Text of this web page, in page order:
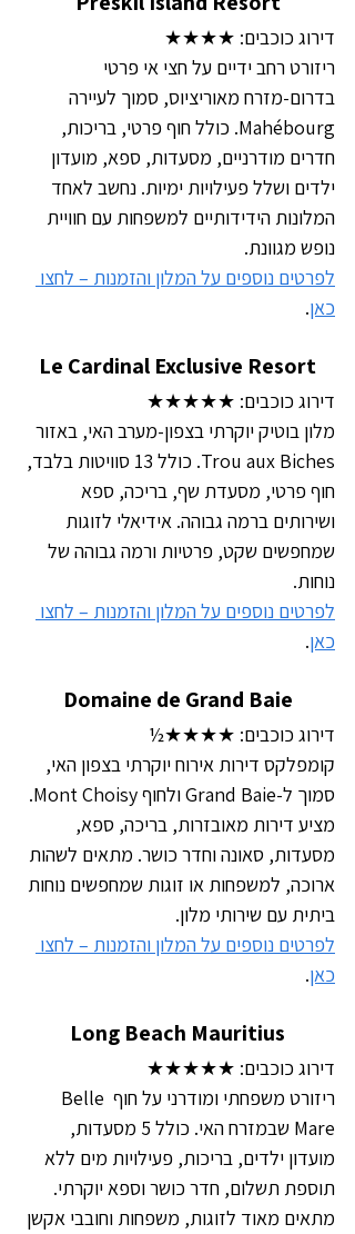
דירוג כוכבים: ★★★★
ריזורט רחב ידיים על חצי אי פרטי
בדרום-מזרח מאוריציוס, סמוך לעיירה
Mahébourg. כולל חוף פרטי, בריכות,
חדרים מודרניים, מסעדות, ספא, מועדון
ילדים ושלל פעילויות ימיות. נחשב לאחד
המלונות הידידותיים למשפחות עם חוויית
נופש מגוונת.
לפרטים נוספים על המלון והזמנות – לחצו
כאן.
Le Cardinal Exclusive Resort
דירוג כוכבים: ★★★★★
מלון בוטיק יוקרתי בצפון-מערב האי, באזור
Trou aux Biches. כולל 13 סוויטות בלבד,
חוף פרטי, מסעדת שף, בריכה, ספא
ושירותים ברמה גבוהה. אידיאלי לזוגות
שמחפשים שקט, פרטיות ורמה גבוהה של
נוחות.
לפרטים נוספים על המלון והזמנות – לחצו
כאן.
Domaine de Grand Baie
דירוג כוכבים: ★★★★½
קומפלקס דירות אירוח יוקרתי בצפון האי,
סמוך ל-Grand Baie ולחוף Mont Choisy.
מציע דירות מאובזרות, בריכה, ספא,
מסעדות, סאונה וחדר כושר. מתאים לשהות
ארוכה, למשפחות או זוגות שמחפשים נוחות
ביתית עם שירותי מלון.
לפרטים נוספים על המלון והזמנות – לחצו
כאן.
Long Beach Mauritius
דירוג כוכבים: ★★★★★
ריזורט משפחתי ומודרני על חוף Belle
Mare שבמזרח האי. כולל 5 מסעדות,
מועדון ילדים, בריכות, פעילויות מים ללא
תוספת תשלום, חדר כושר וספא יוקרתי.
מתאים מאוד לזוגות, משפחות וחובבי אקשן